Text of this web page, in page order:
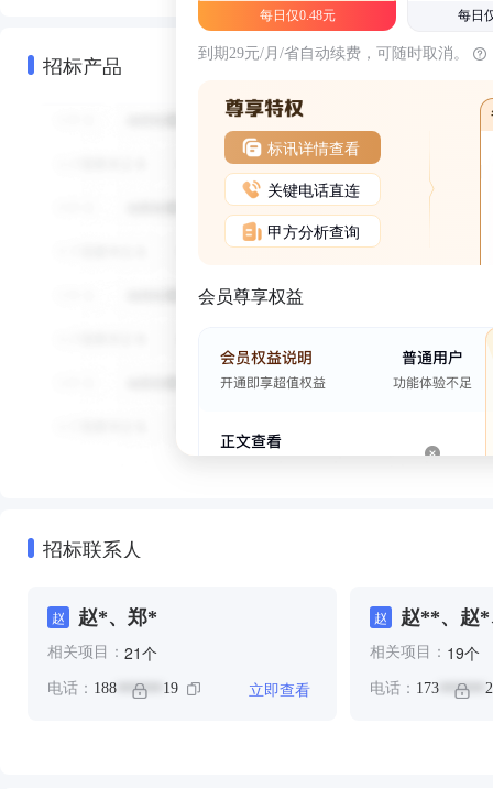
招标产品
每日仅0.48元 每日
到期29元/月/省自动续费，可随时取消。
标讯详情查看
关键电话直连
甲方分析查询
会员尊享权益
招标联系人
赵 赵*、郑*
相关项目： 21个
电话： 188 ****** 19 立即查看
赵 赵**、赵
相关项目： 19个
电话： 173******